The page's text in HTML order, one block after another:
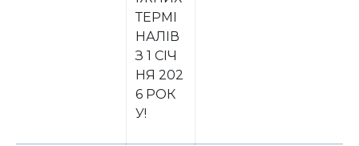
ТЕРМІ
НАЛІВ
З 1 СІЧ
НЯ 202
6 РОК
У!